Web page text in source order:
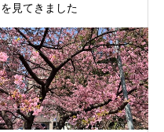
を見てきました